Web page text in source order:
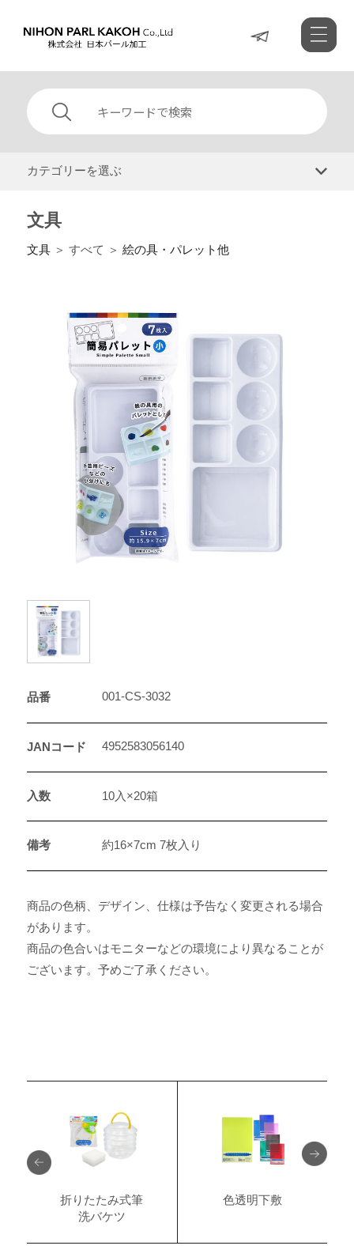
カテゴリーを選ぶ
文具
文具＞ すべて ＞ 絵の具・パレット他
品番 001-CS-3032
JANコード 4952583056140
入数 10入×20箱
備考 約16×7cm 7枚入り
商品の色柄、デザイン、仕様は予告なく変更される場合
があります。
商品の色合いはモニターなどの環境により異なることが
ございます。予めご了承ください。
折りたたみ式筆
洗バケツ
色透明下敷